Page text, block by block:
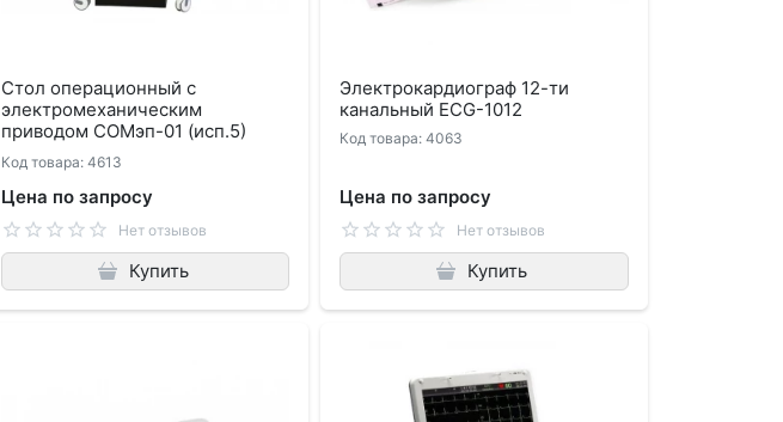
Стол операционный с
электромеханическим
приводом СОМэп-01 (исп.5)
Код товара: 4613
Цена по запросу
Нет отзывов
Купить
Электрокардиограф 12-ти
канальный ECG-1012
Код товара: 4063
Цена по запросу
Нет отзывов
Купить